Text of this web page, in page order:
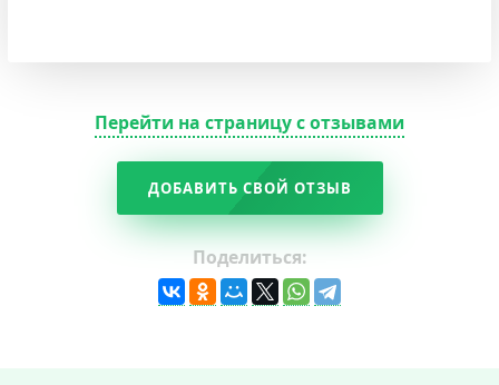
Перейти на страницу с отзывами
ДОБАВИТЬ СВОЙ ОТЗЫВ
Поделиться: